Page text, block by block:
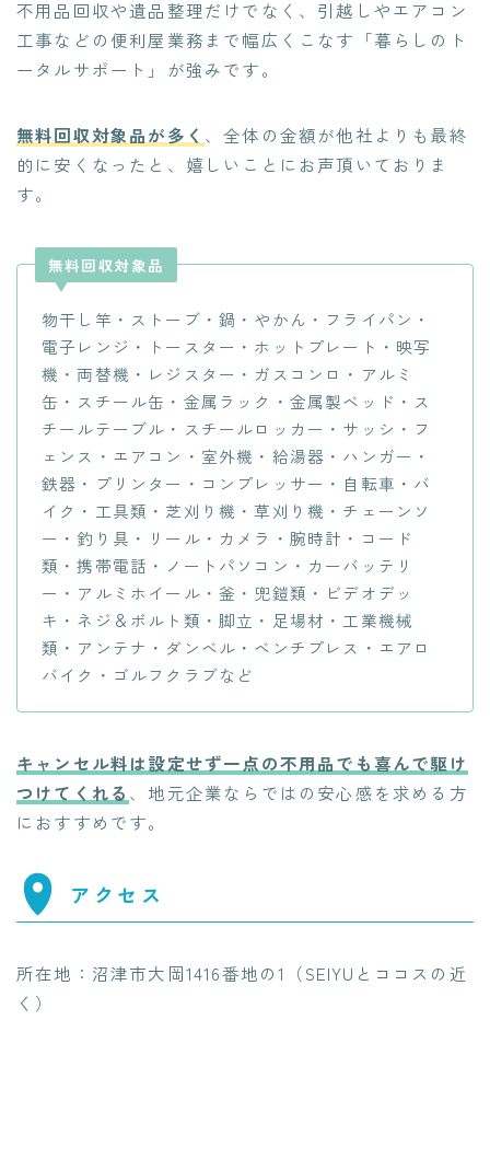
不用品回収や遺品整理だけでなく、引越しやエアコン
工事などの便利屋業務まで幅広くこなす「暮らしのト
ータルサポート」が強みです。
無料回収対象品が多く 、全体の金額が他社よりも最終
的に安くなったと、嬉しいことにお声頂いておりま
す。
無料回収対象品
物干し竿・ストーブ・鍋・やかん・フライパン・
電子レンジ・トースター・ホットプレート・映写
機・両替機・レジスター・ガスコンロ・アルミ
缶・スチール缶・金属ラック・金属製ベッド・ス
チールテーブル・スチールロッカー・サッシ・フ
ェンス・エアコン・室外機・給湯器・ハンガー・
鉄器・プリンター・コンプレッサー・自転車・バ
イク・工具類・芝刈り機・草刈り機・チェーンソ
ー・釣り具・リール・カメラ・腕時計・コード
類・携帯電話・ノートパソコン・カーバッテリ
ー・アルミホイール・釜・兜鎧類・ビデオデッ
キ・ネジ＆ボルト類・脚立・足場材・工業機械
類・アンテナ・ダンベル・ベンチプレス・エアロ
バイク・ゴルフクラブなど
キャンセル料は設定せず一点の不用品でも喜んで駆け
つけてくれる 、地元企業ならではの安心感を求める方
におすすめです。
アクセス
所在地：沼津市大岡1416番地の1（SEIYUとココスの近
く）